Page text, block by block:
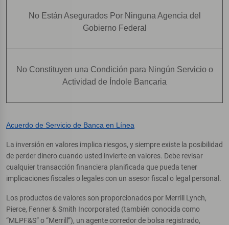
No Están Asegurados Por Ninguna Agencia del
Gobierno Federal
No Constituyen una Condición para Ningún Servicio o
Actividad de Índole Bancaria
Acuerdo de Servicio de Banca en Línea
La inversión en valores implica riesgos, y siempre existe la posibilidad
de perder dinero cuando usted invierte en valores. Debe revisar
cualquier transacción financiera planificada que pueda tener
implicaciones fiscales o legales con un asesor fiscal o legal personal.
Los productos de valores son proporcionados por Merrill Lynch,
Pierce, Fenner & Smith Incorporated (también conocida como
“MLPF&S” o “Merrill”), un agente corredor de bolsa registrado,